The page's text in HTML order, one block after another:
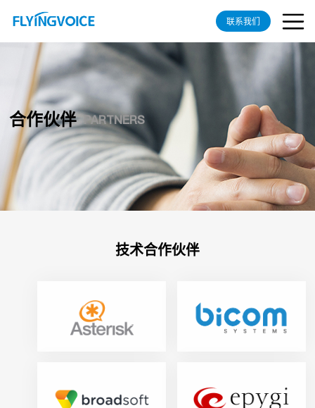
联系我们
合作伙伴 PARTNERS
技术合作伙伴